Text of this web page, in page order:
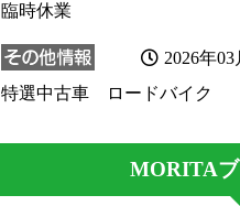
臨時休業
2026年03
特選中古車 ロードバイク
MORITAブ